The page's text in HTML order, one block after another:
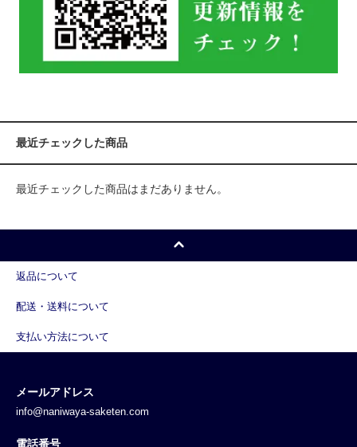
最近チェックした商品
最近チェックした商品はまだありません。
返品について
配送・送料について
支払い方法について
メールアドレス
info@naniwaya-saketen.com
電話番号